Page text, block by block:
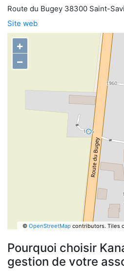
Route du Bugey 38300 Saint-
Site web
+
−
© OpenStreetMapcontributors. Tiles
Pourquoi choisir
gestion de votre